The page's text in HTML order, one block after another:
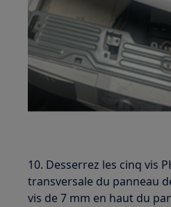
10. Desserrez les cinq vis
transversale du panneau
vis de 7 mm en haut du